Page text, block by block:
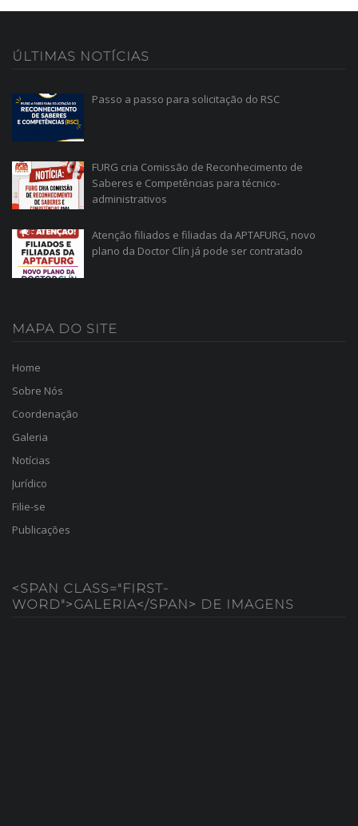
ÚLTIMAS NOTÍCIAS
Passo a passo para solicitação do RSC
FURG cria Comissão de Reconhecimento de
Saberes e Competências para técnico-
administrativos
Atenção filiados e filiadas da APTAFURG, novo
plano da Doctor Clín já pode ser contratado
MAPA DO SITE
Home
Sobre Nós
Coordenação
Galeria
Notícias
Jurídico
Filie-se
Publicações
<SPAN CLASS="FIRST-
WORD">GALERIA</SPAN> DE IMAGENS